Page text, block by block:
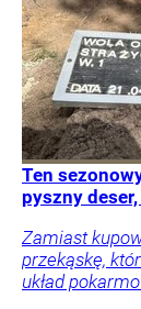
Ten
pyszny
Zamiast
przekąskę,
układ